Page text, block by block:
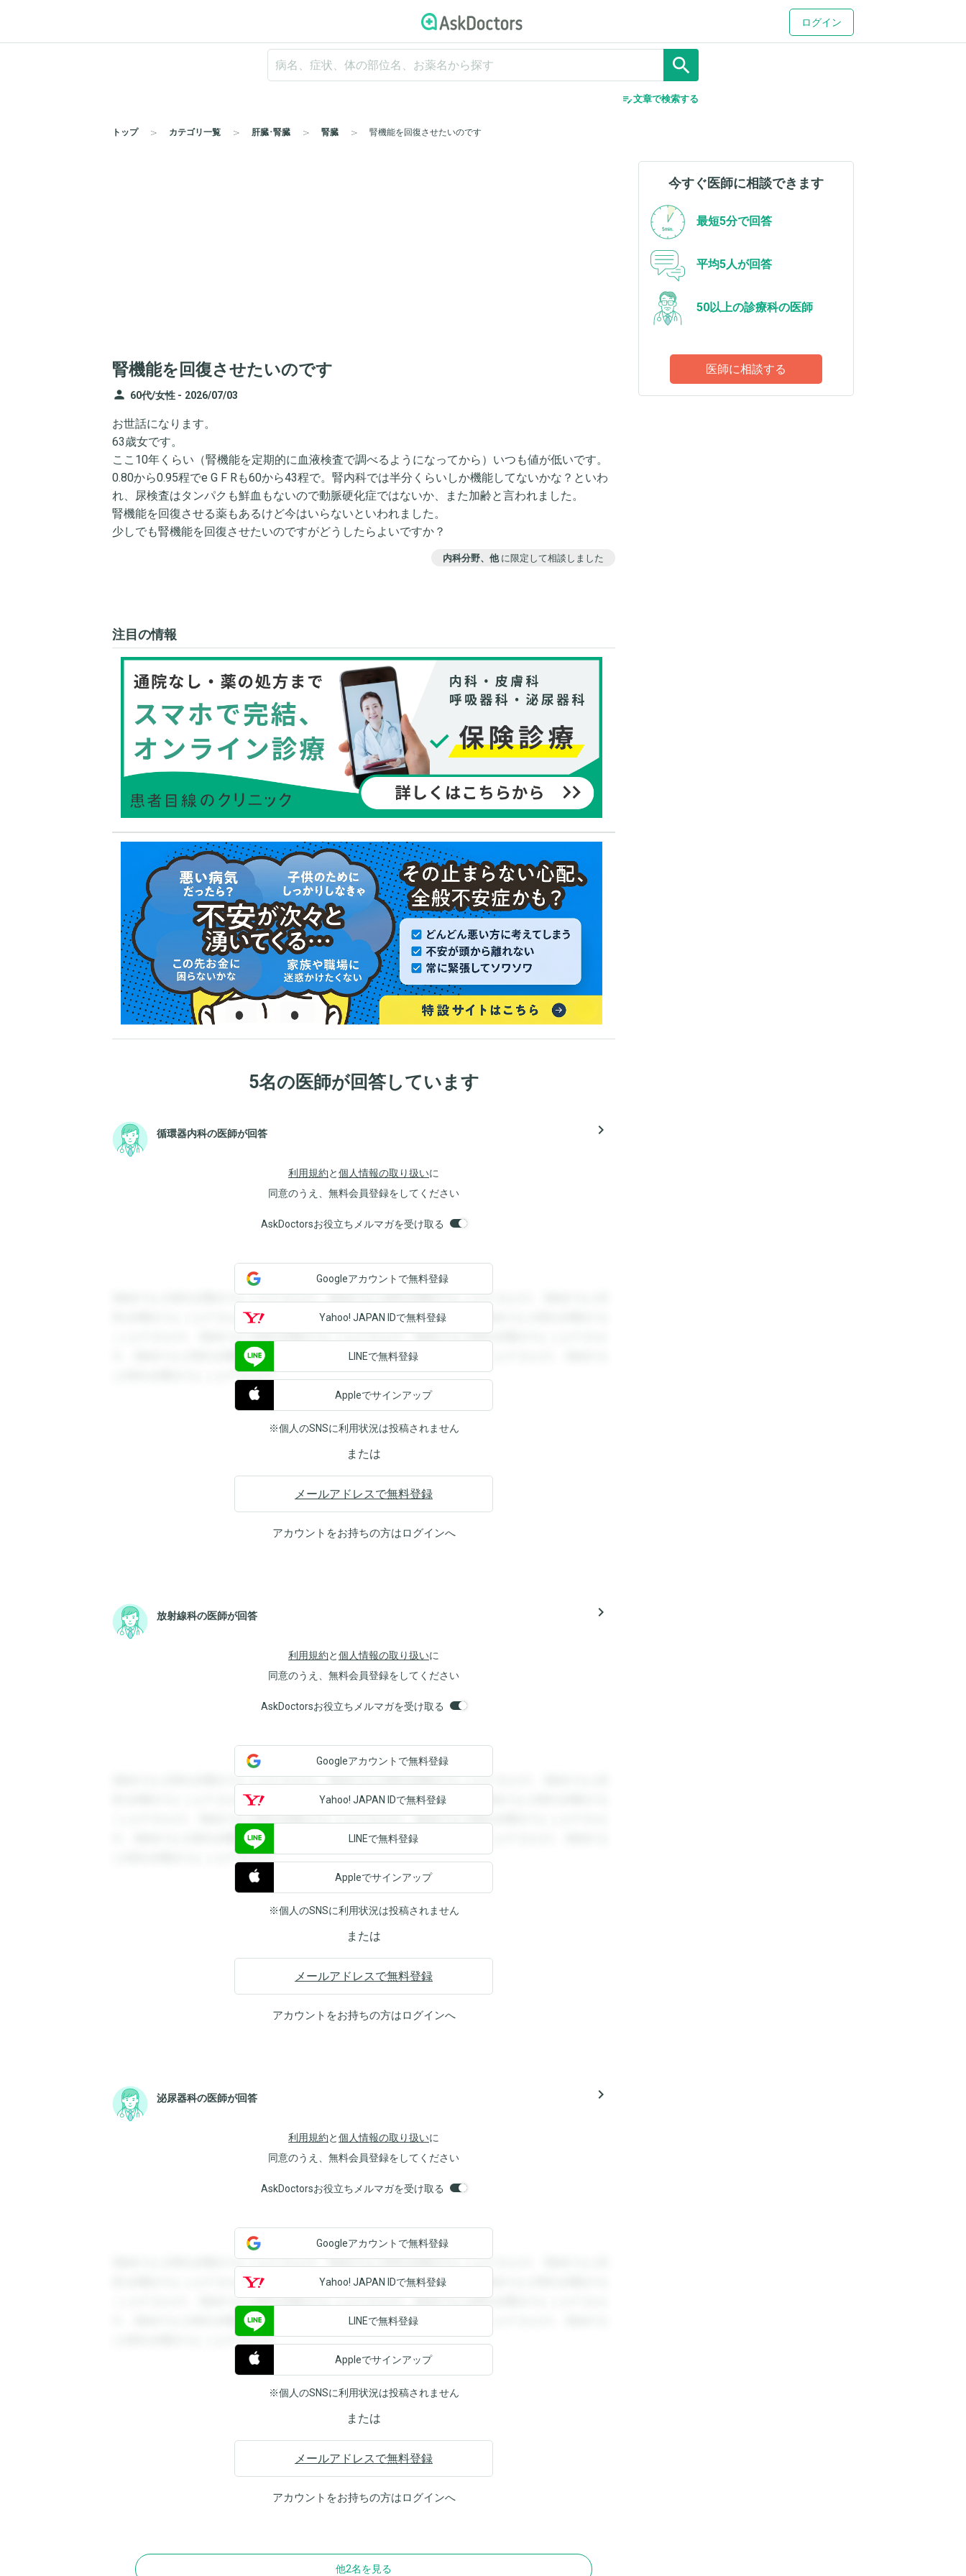
ログイン
search
edit_note文章で検索する
トップ カテゴリ一覧 肝臓･腎臓 腎臓 腎機能を回復させたいのです
腎機能を回復させたいのです
person 60代/女性 - 2026/07/03
お世話になります。
63歳女です。
ここ10年くらい（腎機能を定期的に血液検査で調べるようになってから）いつも値が低いです。
0.80から0.95程でe G F Rも60から43程で。腎内科では半分くらいしか機能してないかな？といわ
れ、尿検査はタンパクも鮮血もないので動脈硬化症ではないか、また加齢と言われました。
腎機能を回復させる薬もあるけど今はいらないといわれました。
少しでも腎機能を回復させたいのですがどうしたらよいですか？
内科分野、他 に限定して相談しました
注目の情報
5名の医師が回答しています
循環器内科の医師が回答 navigate_next
利用規約と個人情報の取り扱いに
同意のうえ、無料会員登録をしてください
AskDoctorsお役立ちメルマガを受け取る
登録すると回答を閲覧することができます。登録すると回答を閲覧することができます。登録すると回
答を閲覧することができます。登録すると回答を閲覧することができます。登録すると回答を閲覧する
ことができます。登録すると回答を閲覧することができます。登録すると回答を閲覧することができま
す。登録すると回答を閲覧することができます。登録すると回答を閲覧することができます。登録する
と回答を閲覧することができます。
Googleアカウントで無料登録
Yahoo! JAPAN IDで無料登録
LINEで無料登録
Appleでサインアップ
※個人のSNSに利用状況は投稿されません
または
メールアドレスで無料登録
アカウントをお持ちの方はログインへ
放射線科の医師が回答 navigate_next
利用規約と個人情報の取り扱いに
同意のうえ、無料会員登録をしてください
AskDoctorsお役立ちメルマガを受け取る
登録すると回答を閲覧することができます。登録すると回答を閲覧することができます。登録すると回
答を閲覧することができます。登録すると回答を閲覧することができます。登録すると回答を閲覧する
ことができます。登録すると回答を閲覧することができます。登録すると回答を閲覧することができま
す。登録すると回答を閲覧することができます。登録すると回答を閲覧することができます。登録する
と回答を閲覧することができます。
Googleアカウントで無料登録
Yahoo! JAPAN IDで無料登録
LINEで無料登録
Appleでサインアップ
※個人のSNSに利用状況は投稿されません
または
メールアドレスで無料登録
アカウントをお持ちの方はログインへ
泌尿器科の医師が回答 navigate_next
利用規約と個人情報の取り扱いに
同意のうえ、無料会員登録をしてください
AskDoctorsお役立ちメルマガを受け取る
登録すると回答を閲覧することができます。登録すると回答を閲覧することができます。登録すると回
答を閲覧することができます。登録すると回答を閲覧することができます。登録すると回答を閲覧する
ことができます。登録すると回答を閲覧することができます。登録すると回答を閲覧することができま
す。登録すると回答を閲覧することができます。登録すると回答を閲覧することができます。登録する
と回答を閲覧することができます。
Googleアカウントで無料登録
Yahoo! JAPAN IDで無料登録
LINEで無料登録
Appleでサインアップ
※個人のSNSに利用状況は投稿されません
または
メールアドレスで無料登録
アカウントをお持ちの方はログインへ
他2名を見る
今すぐ医師に相談できます
最短5分で回答
平均5人が回答
50以上の診療科の医師
医師に相談する